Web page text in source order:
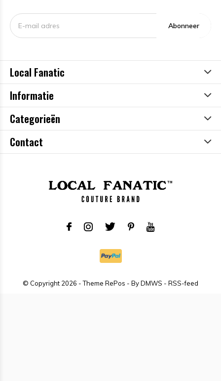
Abonneer
Local Fanatic
Informatie
Categorieën
Contact
© Copyright 2026 - Theme RePos - ByDMWS - RSS-feed